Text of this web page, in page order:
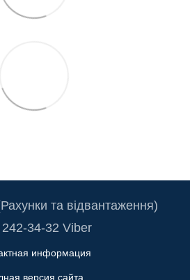
та відвантаження)
34-32 Viber
информация
версия сайта